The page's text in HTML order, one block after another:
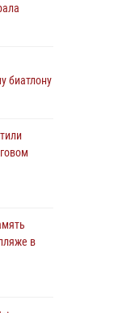
в
биатлону
в